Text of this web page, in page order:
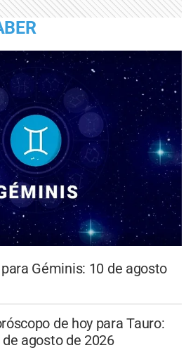
Géminis: 10 de agosto
de hoy para Tauro:
de agosto de 2026